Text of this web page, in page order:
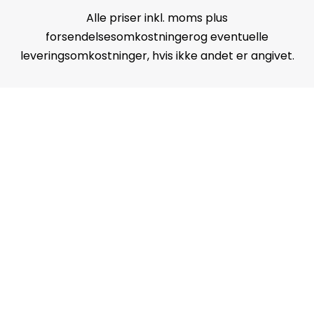
Alle priser inkl. moms plus
forsendelsesomkostningerog eventuelle
leveringsomkostninger, hvis ikke andet er angivet.